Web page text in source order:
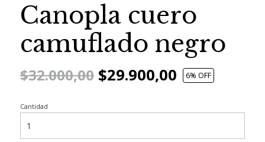
Canopla cuero
camuflado negro
$32.000,00$29.900,00 6% OFF
Cantidad